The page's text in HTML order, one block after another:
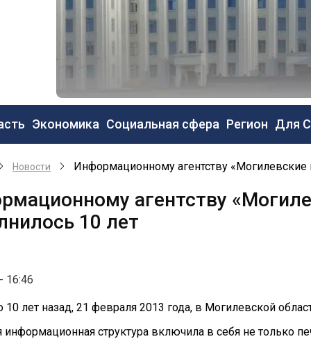
Экономика Социальная сфера Регион Для
Новости Информационному агентству «Могилевские
агентству
10 лет
16:46
10 лет назад, 21 февраля 2013 года, в Могилевской
информационная структура включила в себя не только